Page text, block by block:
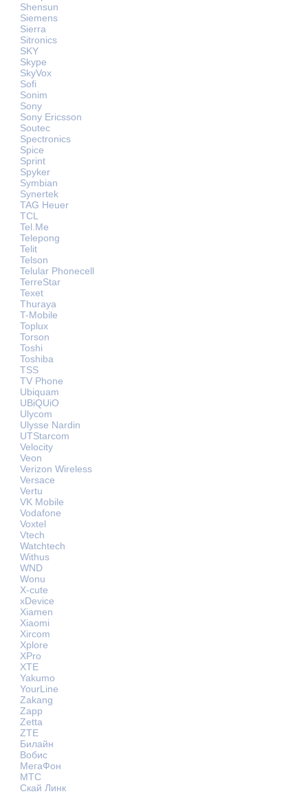
Shensun
Siemens
Sierra
Sitronics
SKY
Skype
SkyVox
Sofi
Sonim
Sony
Sony Ericsson
Soutec
Spectronics
Spice
Sprint
Spyker
Symbian
Synertek
TAG Heuer
TCL
Tel.Me
Telepong
Telit
Telson
Telular Phonecell
TerreStar
Texet
Thuraya
T-Mobile
Toplux
Torson
Toshi
Toshiba
TSS
TV Phone
Ubiquam
UBiQUiO
Ulycom
Ulysse Nardin
UTStarcom
Velocity
Veon
Verizon Wireless
Versace
Vertu
VK Mobile
Vodafone
Voxtel
Vtech
Watchtech
Withus
WND
Wonu
X-cute
xDevice
Xiamen
Xiaomi
Xircom
Xplore
XPro
XTE
Yakumo
YourLine
Zakang
Zapp
Zetta
ZTE
Билайн
Вобис
МегаФон
МТС
Скай Линк